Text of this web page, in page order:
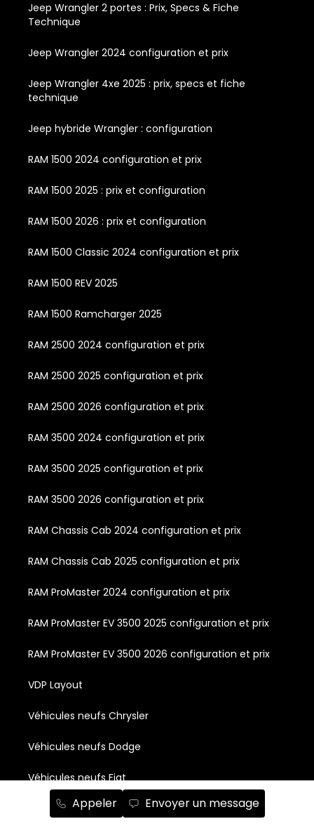
Appeler Envoyer un message
Jeep Wrangler 2 portes : Prix, Specs & Fiche
Technique
Jeep Wrangler 2024 configuration et prix
Jeep Wrangler 4xe 2025 : prix, specs et fiche
technique
Jeep hybride Wrangler : configuration
RAM 1500 2024 configuration et prix
RAM 1500 2025 : prix et configuration
RAM 1500 2026 : prix et configuration
RAM 1500 Classic 2024 configuration et prix
RAM 1500 REV 2025
RAM 1500 Ramcharger 2025
RAM 2500 2024 configuration et prix
RAM 2500 2025 configuration et prix
RAM 2500 2026 configuration et prix
RAM 3500 2024 configuration et prix
RAM 3500 2025 configuration et prix
RAM 3500 2026 configuration et prix
RAM Chassis Cab 2024 configuration et prix
RAM Chassis Cab 2025 configuration et prix
RAM ProMaster 2024 configuration et prix
RAM ProMaster EV 3500 2025 configuration et prix
RAM ProMaster EV 3500 2026 configuration et prix
VDP Layout
Véhicules neufs Chrysler
Véhicules neufs Dodge
Véhicules neufs Fiat
Véhicules neufs Jeep